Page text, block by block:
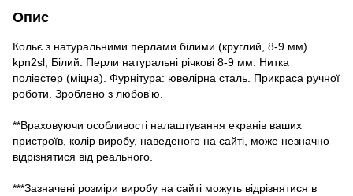
Опис
Кольє з натуральними перлами білими (круглий, 8-9 мм)
kpn2sl, Білий. Перли натуральні річкові 8-9 мм. Нитка
поліестер (міцна). Фурнітура: ювелірна сталь. Прикраса ручної
роботи. Зроблено з любов'ю.
**Враховуючи особливості налаштування екранів ваших
пристроїв, колір виробу, наведеного на сайті, може незначно
відрізнятися від реального.
***Зазначені розміри виробу на сайті можуть відрізнятися в